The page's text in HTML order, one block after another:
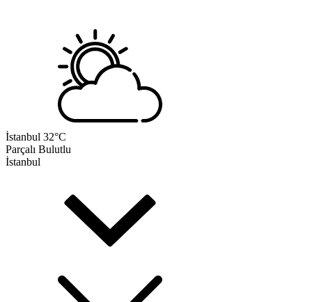
İstanbul 32°C
Parçalı Bulutlu
İstanbul